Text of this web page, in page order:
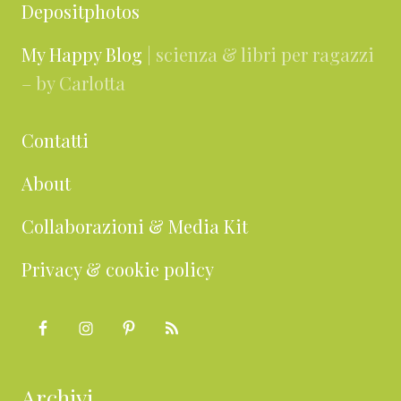
Depositphotos
My Happy Blog | scienza & libri per ragazzi
– by Carlotta
Contatti
About
Collaborazioni & Media Kit
Privacy & cookie policy